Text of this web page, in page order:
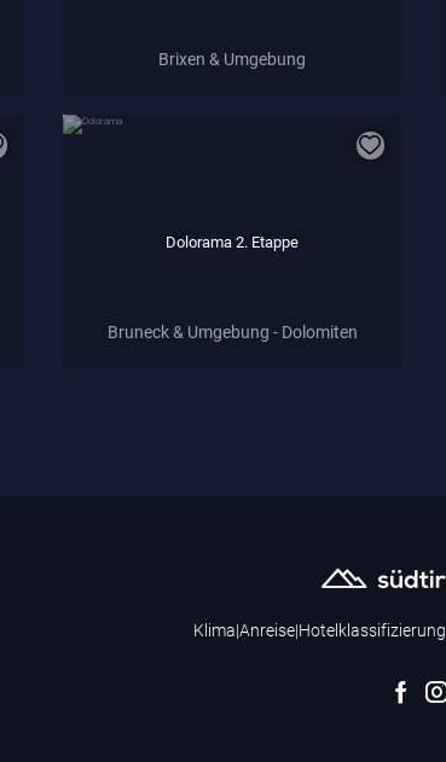
Brixen & Umgebung
Dolorama 2. Etappe
Bruneck & Umgebung - Dolomiten
Klima|Anreise|Hotelklassifizierung